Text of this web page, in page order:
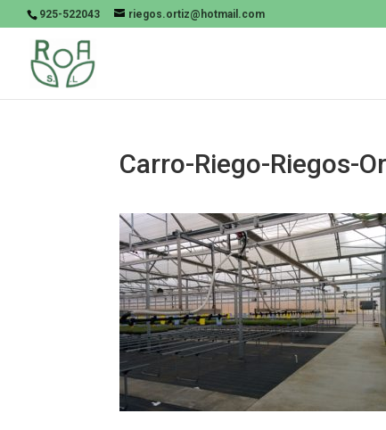
925-522043 riegos.ortiz@hotmail.com
Carro-Riego-Riegos-